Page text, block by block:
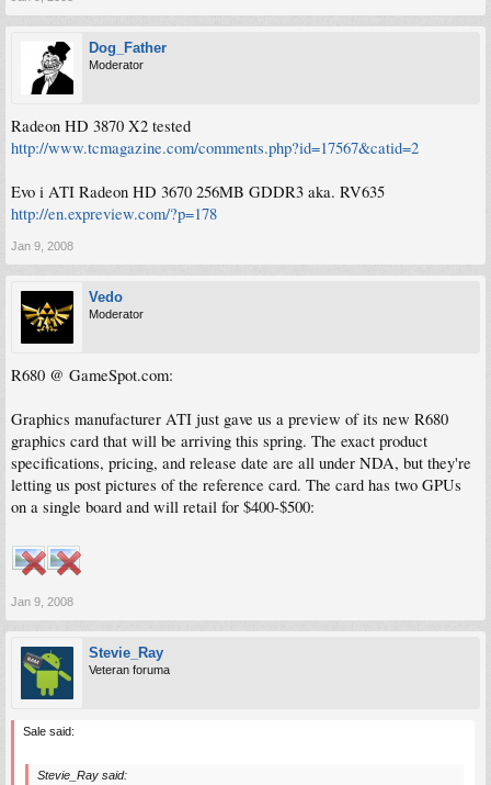
Dog_Father
Moderator
Radeon HD 3870 X2 tested
http://www.tcmagazine.com/comments.php?id=17567&catid=2
Evo i ATI Radeon HD 3670 256MB GDDR3 aka. RV635
http://en.expreview.com/?p=178
Jan 9, 2008
Vedo
Moderator
R680 @ GameSpot.com:
Graphics manufacturer ATI just gave us a preview of its new R680
graphics card that will be arriving this spring. The exact product
specifications, pricing, and release date are all under NDA, but they're
letting us post pictures of the reference card. The card has two GPUs
on a single board and will retail for $400-$500:
Jan 9, 2008
Stevie_Ray
Veteran foruma
Sale said:
Stevie_Ray said: